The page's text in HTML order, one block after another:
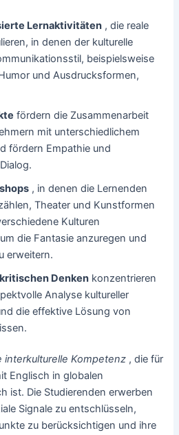
Lernaktivitäten , die reale
in denen der kulturelle
beispielsweise
und Ausdrucksformen,
fördern die Zusammenarbeit
mit unterschiedlichem
fördern Empathie und
, in denen die Lernenden
Theater und Kunstformen
Kulturen
die Fantasie anzuregen und
erweitern.
Denken konzentrieren
Analyse kultureller
die effektive Lösung von
interkulturelle Kompetenz , die für
Englisch in globalen
ist. Die Studierenden erwerben
Signale zu entschlüsseln,
zu berücksichtigen und ihre